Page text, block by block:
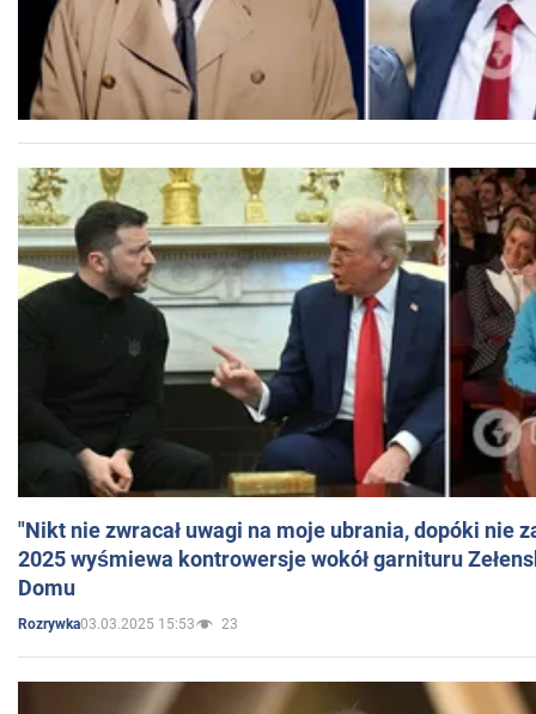
"Nikt nie zwracał uwagi na moje ubrania, dopóki nie
2025 wyśmiewa kontrowersje wokół garnituru
Domu
Rozrywka03.03.2025 15:53 23